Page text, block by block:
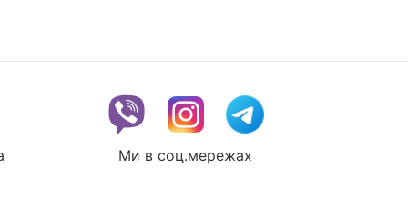
Ми в соц.мережах